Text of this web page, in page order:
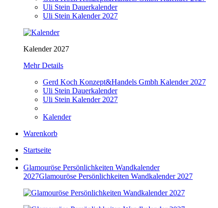
Uli Stein Dauerkalender
Uli Stein Kalender 2027
Kalender 2027
Mehr Details
Gerd Koch Konzept&Handels Gmbh Kalender 2027
Uli Stein Dauerkalender
Uli Stein Kalender 2027
Kalender
Warenkorb
Startseite
Glamouröse Persönlichkeiten Wandkalender
2027Glamouröse Persönlichkeiten Wandkalender 2027